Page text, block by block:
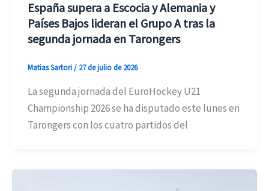
España supera a Escocia y Alemania y
Países Bajos lideran el Grupo A tras la
segunda jornada en Tarongers
Matias Sartori/ 27 de julio de 2026
La segunda jornada del EuroHockey U21
Championship 2026 se ha disputado este lunes en
Tarongers con los cuatro partidos del